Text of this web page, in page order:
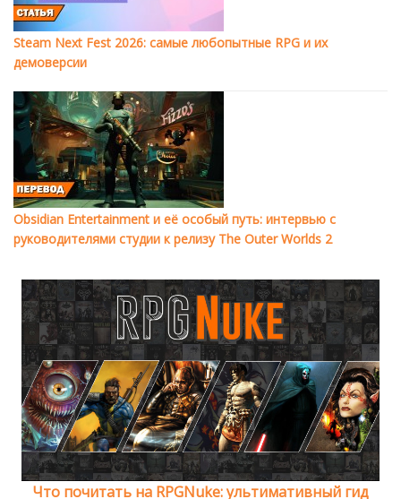
Steam Next Fest 2026: самые любопытные RPG и их
демоверсии
Obsidian Entertainment и её особый путь: интервью с
руководителями студии к релизу The Outer Worlds 2
Что почитать на RPGNuke: ультимативный гид